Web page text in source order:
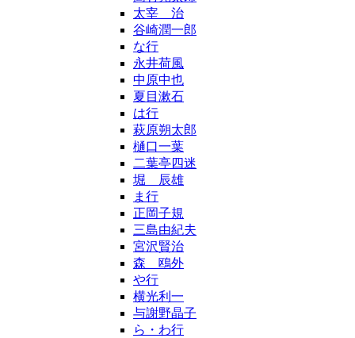
太宰 治
谷崎潤一郎
な行
永井荷風
中原中也
夏目漱石
は行
萩原朔太郎
樋口一葉
二葉亭四迷
堀 辰雄
ま行
正岡子規
三島由紀夫
宮沢賢治
森 鴎外
や行
横光利一
与謝野晶子
ら・わ行